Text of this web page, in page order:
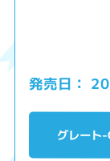
発売日：
グレート